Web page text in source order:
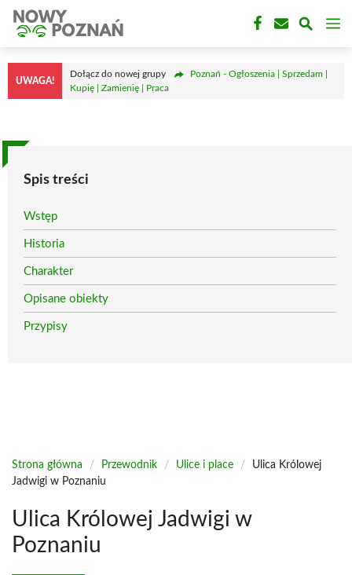
Przejdź
treści
UWAGA!
Dołącz do nowej grupy
Poznań - Ogłoszenia | Sprzedam |
Kupię | Zamienię | Praca
Spis treści
Wstęp
Historia
Charakter
Opisane obiekty
Przypisy
Strona główna / Przewodnik / Ulice i place /
Ulica Królowej
Jadwigi w Poznaniu
Ulica Królowej Jadwigi w
Poznaniu